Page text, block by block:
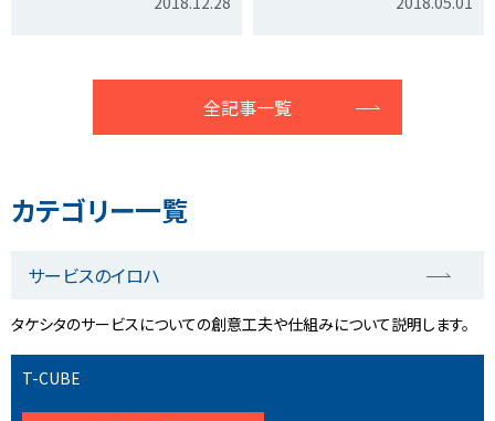
全記事一覧
カテゴリー一覧
サービスのイロハ
タケシタのサービスについての創意工夫や仕組みについて説明します。
T-CUBE